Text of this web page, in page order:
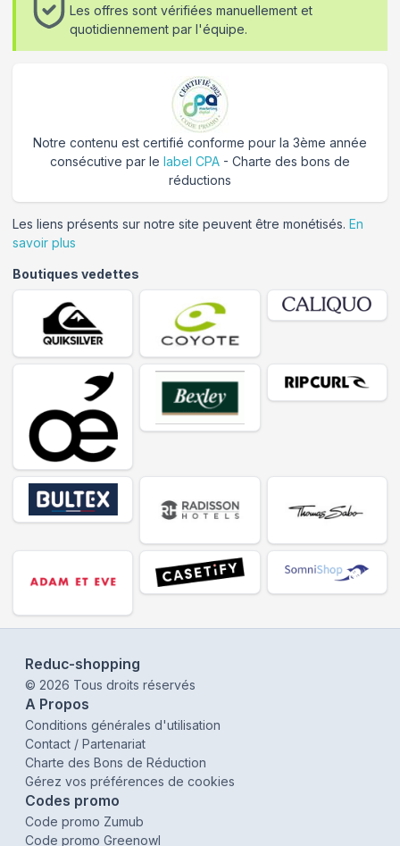
Les offres sont vérifiées manuellement et
quotidiennement par l'équipe.
Notre contenu est certifié conforme pour la 3ème année
consécutive par le label CPA - Charte des bons de
réductions
Les liens présents sur notre site peuvent être monétisés. En
savoir plus
Boutiques vedettes
Reduc-shopping
© 2026 Tous droits réservés
A Propos
Conditions générales d'utilisation
Contact / Partenariat
Charte des Bons de Réduction
Gérez vos préférences de cookies
Codes promo
Code promo Zumub
Code promo Greenowl